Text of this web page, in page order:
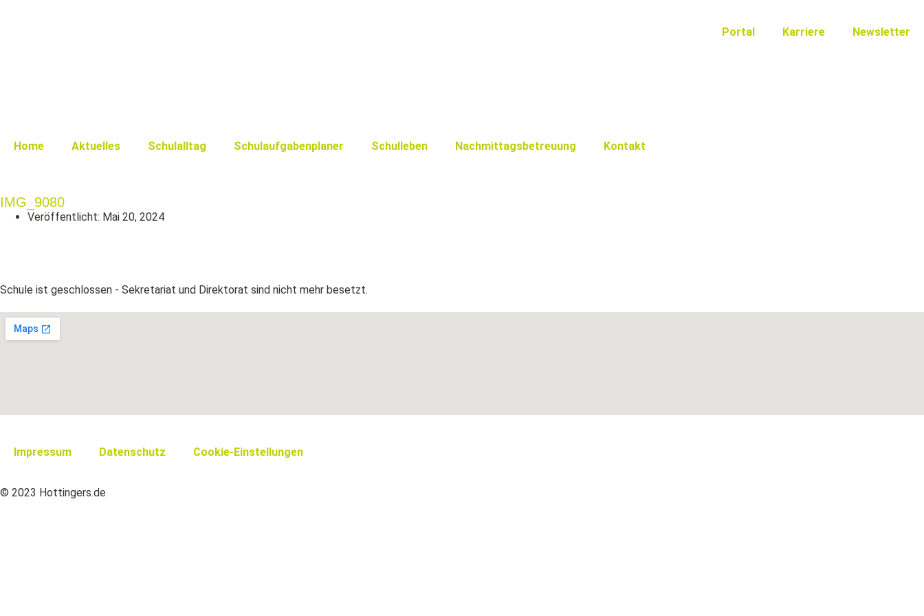
Portal Karriere Newsletter
Home Aktuelles Schulalltag Schulaufgabenplaner Schulleben Nachmittagsbetreuung Kontakt
IMG_9080
Veröffentlicht: Mai 20, 2024
Schule ist geschlossen - Sekretariat und Direktorat sind nicht mehr besetzt.
Impressum Datenschutz Cookie-Einstellungen
© 2023 Hottingers.de